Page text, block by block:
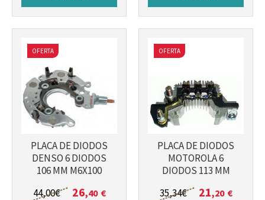
OFERTA
PLACA DE DIODOS
DENSO 6 DIODOS
106 MM M6X100
44,00€ 26,40 €
OFERTA
PLACA DE DIODOS
MOTOROLA 6
DIODOS 113 MM
35,34€ 21,20 €